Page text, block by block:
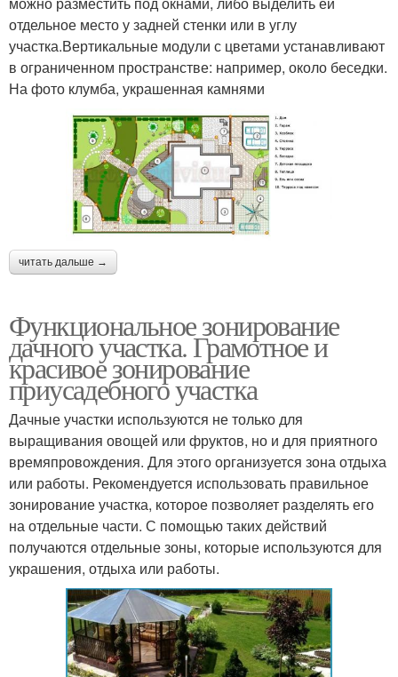
отдельное место у задней стенки или в углу
участка.Вертикальные модули с цветами устанавливают
в ограниченном пространстве: например, около беседки.
На фото клумба, украшенная камнями
читать дальше →
Функциональное зонирование
дачного участка. Грамотное и
красивое зонирование
приусадебного участка
Дачные участки используются не только для
выращивания овощей или фруктов, но и для приятного
времяпровождения. Для этого организуется зона отдыха
или работы. Рекомендуется использовать правильное
зонирование участка, которое позволяет разделять его
на отдельные части. С помощью таких действий
получаются отдельные зоны, которые используются для
украшения, отдыха или работы.